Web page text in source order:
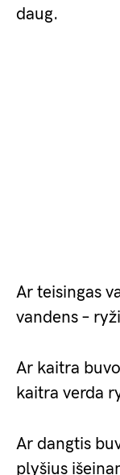
daug.
Ar teisingas
vandens –
Ar kaitra
kaitra verda
Ar dangtis
plyšius